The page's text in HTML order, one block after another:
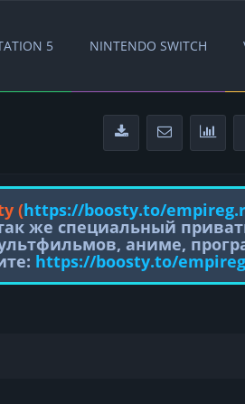
5 NINTENDO SWITCH
(https://boosty.to/
же специальный
аниме,
https://boosty.to/